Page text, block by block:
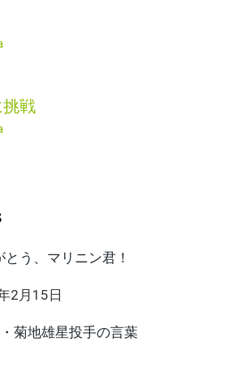
挑戦
とう、マリニン君！
2月15日
菊地雄星投手の言葉